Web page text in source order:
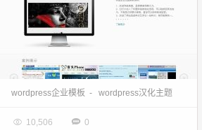
wordpress企业模板 - wordpress汉化主题
 10,506  0